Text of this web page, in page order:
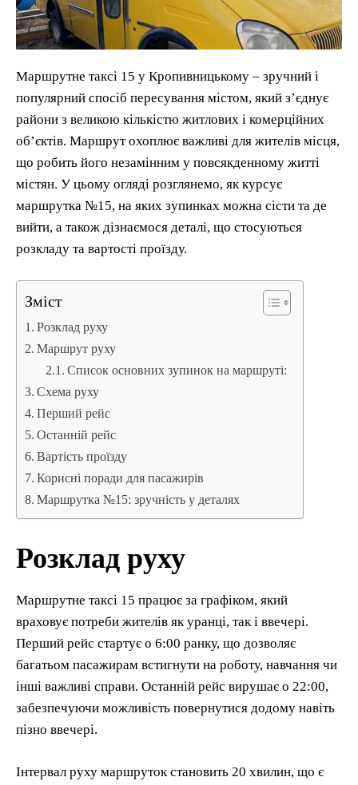
Маршрутне таксі 15 у Кропивницькому – зручний і
популярний спосіб пересування містом, який з’єднує
райони з великою кількістю житлових і комерційних
об’єктів. Маршрут охоплює важливі для жителів місця,
що робить його незамінним у повсякденному житті
містян. У цьому огляді розглянемо, як курсує
маршрутка №15, на яких зупинках можна сісти та де
вийти, а також дізнаємося деталі, що стосуються
розкладу та вартості проїзду.
Зміст
Розклад руху
Маршрут руху
Список основних зупинок на маршруті:
Схема руху
Перший рейс
Останній рейс
Вартість проїзду
Корисні поради для пасажирів
Маршрутка №15: зручність у деталях
Розклад руху
Маршрутне таксі 15 працює за графіком, який
враховує потреби жителів як уранці, так і ввечері.
Перший рейс стартує о 6:00 ранку, що дозволяє
багатьом пасажирам встигнути на роботу, навчання чи
інші важливі справи. Останній рейс вирушає о 22:00,
забезпечуючи можливість повернутися додому навіть
пізно ввечері.
Інтервал руху маршруток становить 20 хвилин, що є